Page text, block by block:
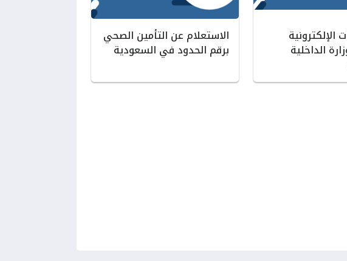
الإلكترونية
الداخلية
الاستعلام عن التأمين الصحي
برقم الحدود في السعودية